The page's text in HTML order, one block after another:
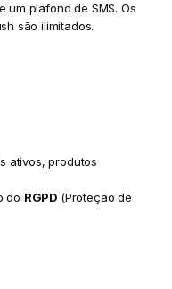
um plafond de SMS. Os
são ilimitados.
ativos, produtos
do RGPD (Proteção de